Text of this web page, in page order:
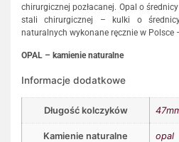
chirurgicznej pozłacanej. Opal o
stali chirurgicznej – kulki o
naturalnych wykonane ręcznie w Polsce
OPAL – kamienie naturalne
Informacje dodatkowe
Długość kolczyków
Kamienie naturalne opal